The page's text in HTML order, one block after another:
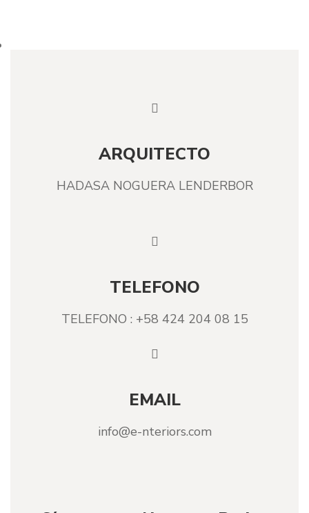
ARQUITECTO
HADASA NOGUERA LENDERBOR
TELEFONO
TELEFONO : +58 424 204 08 15
EMAIL
info@e-nteriors.com